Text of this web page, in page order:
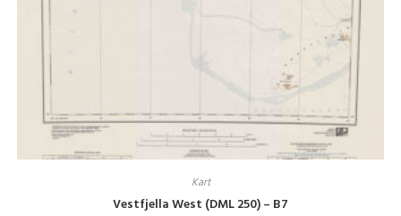
Kart
Vestfjella West (DML 250) – B7